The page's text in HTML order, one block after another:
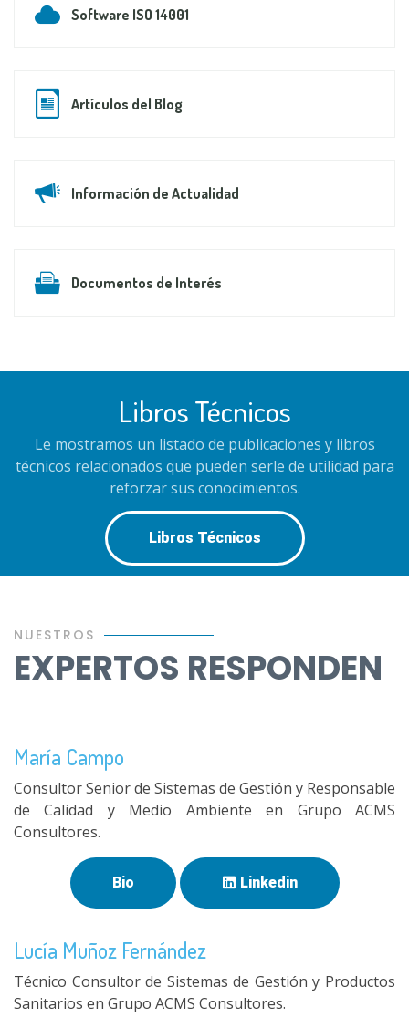
Software ISO 14001
Artículos del Blog
Información de Actualidad
Documentos de Interés
Libros Técnicos
Le mostramos un listado de publicaciones y libros
técnicos relacionados que pueden serle de utilidad para
reforzar sus conocimientos.
Libros Técnicos
NUESTROS
EXPERTOS RESPONDEN
María Campo
Consultor Senior de Sistemas de Gestión y Responsable
de Calidad y Medio Ambiente en Grupo ACMS
Consultores.
Bio Linkedin
Lucía Muñoz Fernández
Técnico Consultor de Sistemas de Gestión y Productos
Sanitarios en Grupo ACMS Consultores.